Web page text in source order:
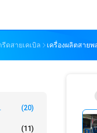
รีดสายเคเบิล เครื่องผลิตสายพ
(20)
(11)